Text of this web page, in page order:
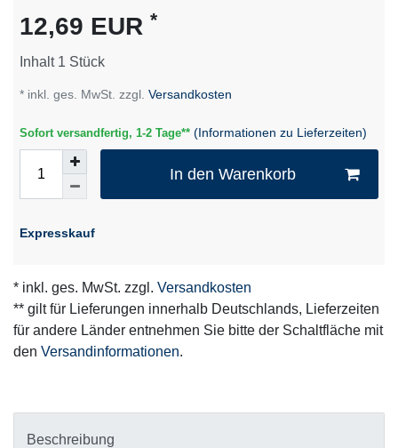
12,69 EUR *
Inhalt 1 Stück
* inkl. ges. MwSt. zzgl. Versandkosten
Sofort versandfertig, 1-2 Tage** (Informationen zu Lieferzeiten)
In den Warenkorb
Expresskauf
* inkl. ges. MwSt. zzgl. Versandkosten
** gilt für Lieferungen innerhalb Deutschlands, Lieferzeiten
für andere Länder entnehmen Sie bitte der Schaltfläche mit
den Versandinformationen.
Beschreibung